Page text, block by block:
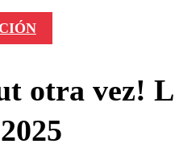
otra vez!